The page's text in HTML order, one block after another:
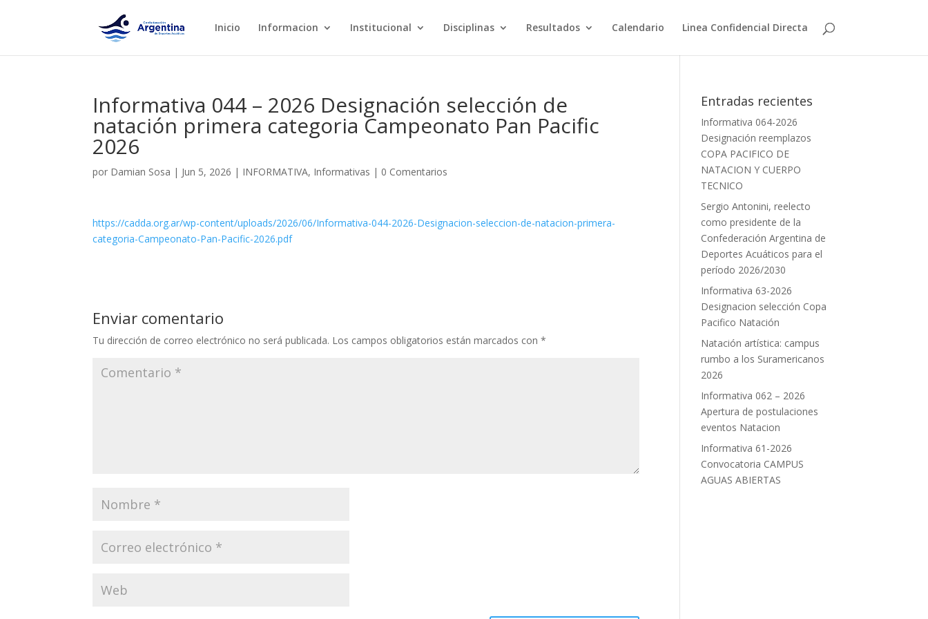
Inicio Informacion Institucional Disciplinas Resultados Calendario Linea Confidencial Directa
Informativa 044 – 2026 Designación selección de
natación primera categoria Campeonato Pan Pacific
2026
por Damian Sosa | Jun 5, 2026 | INFORMATIVA, Informativas | 0 Comentarios
https://cadda.org.ar/wp-content/uploads/2026/06/Informativa-044-2026-Designacion-seleccion-de-natacion-primera-
categoria-Campeonato-Pan-Pacific-2026.pdf
Enviar comentario
Tu dirección de correo electrónico no será publicada. Los campos obligatorios están marcados con*
Entradas recientes
Informativa 064-2026
Designación reemplazos
COPA PACIFICO DE
NATACION Y CUERPO
TECNICO
Sergio Antonini, reelecto
como presidente de la
Confederación Argentina de
Deportes Acuáticos para el
período 2026/2030
Informativa 63-2026
Designacion selección Copa
Pacifico Natación
Natación artística: campus
rumbo a los Suramericanos
2026
Informativa 062 – 2026
Apertura de postulaciones
eventos Natacion
Informativa 61-2026
Convocatoria CAMPUS
AGUAS ABIERTAS